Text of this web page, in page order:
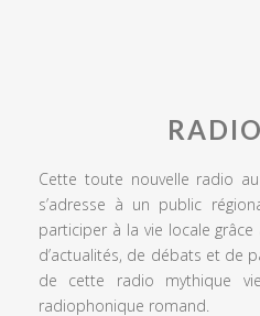
Cette toute nouvelle radio
s’adresse à un public
participer à la vie locale
d’actualités, de débats et de
de cette radio mythique
radiophonique romand.